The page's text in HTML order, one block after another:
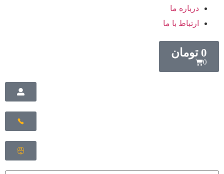
درباره ما
ارتباط با ما
0 تومان
0